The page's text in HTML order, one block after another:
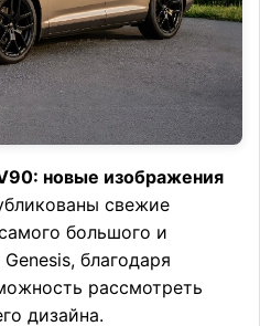
новые изображения
свежие
большого и
благодаря
рассмотреть
дизайна.